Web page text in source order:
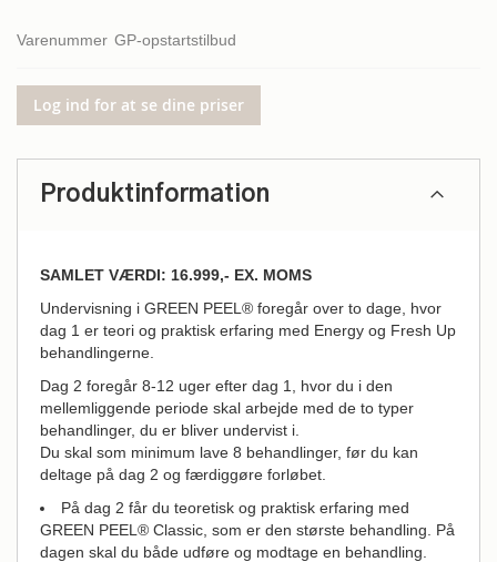
Varenummer GP-opstartstilbud
Log ind for at se dine priser
Produktinformation
SAMLET VÆRDI: 16.999,- EX. MOMS
Undervisning i GREEN PEEL® foregår over to dage, hvor
dag 1 er teori og praktisk erfaring med Energy og Fresh Up
behandlingerne.
Dag 2 foregår 8-12 uger efter dag 1, hvor du i den
mellemliggende periode skal arbejde med de to typer
behandlinger, du er bliver undervist i.
Du skal som minimum lave 8 behandlinger, før du kan
deltage på dag 2 og færdiggøre forløbet.
På dag 2 får du teoretisk og praktisk erfaring med
GREEN PEEL® Classic, som er den største behandling. På
dagen skal du både udføre og modtage en behandling.